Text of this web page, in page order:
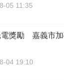
05 11:35
電獎勵 嘉義市
04 19:10